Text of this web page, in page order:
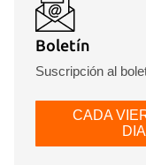
Boletín
Suscripción al
CADA